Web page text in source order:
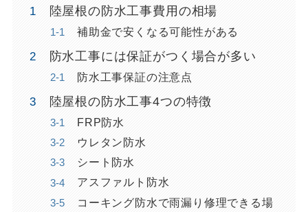
陸屋根の防水工事費用の相場
補助金で安くなる可能性がある
防水工事には保証がつく場合が多い
防水工事保証の注意点
陸屋根の防水工事4つの特徴
FRP防水
ウレタン防水
シート防水
アスファルト防水
コーキング防水で雨漏り修理できる場